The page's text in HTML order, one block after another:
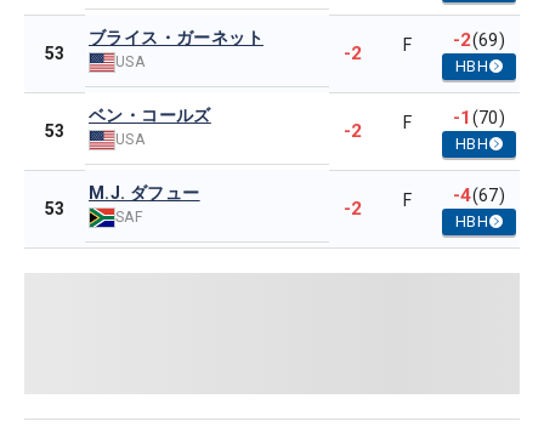
53
ブライス・ガーネット
USA -2 F -2(69)
HBH
53
ベン・コールズ
USA -2 F -1(70)
HBH
53
M.J. ダフュー
SAF -2 F -4(67)
HBH